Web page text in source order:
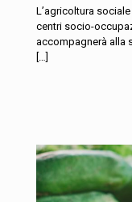
L’agricoltura
centri socio-
accompagnerà alla